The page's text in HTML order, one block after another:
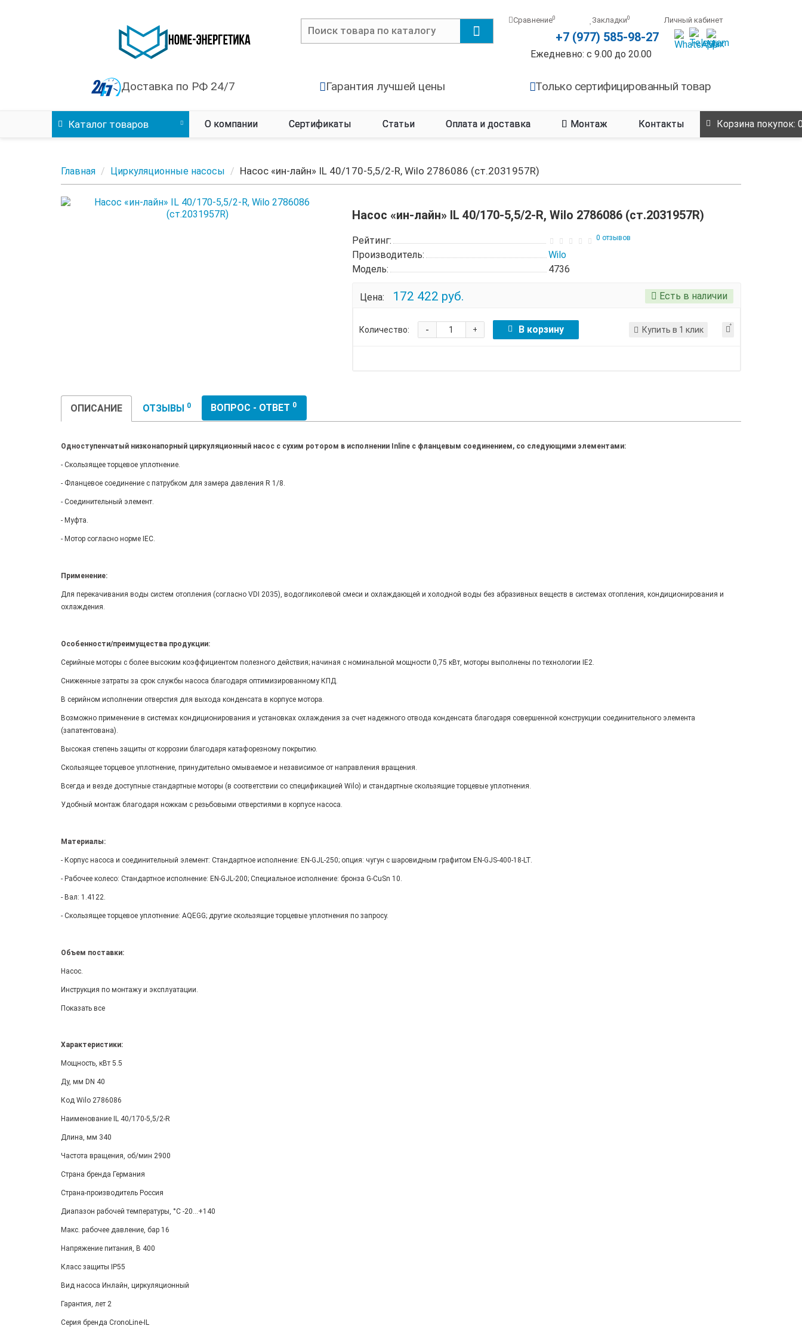
Сравнение0 Закладки0 Личный кабинет
+7 (977) 585-98-27
Ежедневно: с 9.00 до 20.00
Доставка по РФ 24/7 Гарантия лучшей цены Только сертифицированный товар
Каталог товаров О компании Сертификаты Статьи Оплата и доставка Монтаж Контакты Корзина покупок:
Главная Циркуляционные насосы Насос «ин-лайн» IL 40/170-5,5/2-R, Wilo 2786086 (ст.2031957R)
Насос «ин-лайн» IL 40/170-5,5/2-R, Wilo 2786086 (ст.2031957R)
Рейтинг: 0 отзывов
Производитель:
Wilo
Модель:
4736
Цена: 172 422 руб. Есть в наличии
Количество: +
- В корзину Купить в 1 клик
ОПИСАНИЕ ОТЗЫВЫ 0 ВОПРОС - ОТВЕТ 0
Одноступенчатый низконапорный циркуляционный насос с сухим ротором в исполнении Inline с фланцевым соединением, со следующими элементами:
- Скользящее торцевое уплотнение.
- Фланцевое соединение с патрубком для замера давления R 1/8.
- Соединительный элемент.
- Муфта.
- Мотор согласно норме IEC.
Применение:
Для перекачивания воды систем отопления (согласно VDI 2035), водогликолевой смеси и охлаждающей и холодной воды без абразивных веществ в системах отопления, кондиционирования и
охлаждения.
Особенности/преимущества продукции:
Серийные моторы с более высоким коэффициентом полезного действия; начиная с номинальной мощности 0,75 кВт, моторы выполнены по технологии IE2.
Сниженные затраты за срок службы насоса благодаря оптимизированному КПД.
В серийном исполнении отверстия для выхода конденсата в корпусе мотора.
Возможно применение в системах кондиционирования и установках охлаждения за счет надежного отвода конденсата благодаря совершенной конструкции соединительного элемента
(запатентована).
Высокая степень защиты от коррозии благодаря катафорезному покрытию.
Скользящее торцевое уплотнение, принудительно омываемое и независимое от направления вращения.
Всегда и везде доступные стандартные моторы (в соответствии со спецификацией Wilo) и стандартные скользящие торцевые уплотнения.
Удобный монтаж благодаря ножкам с резьбовыми отверстиями в корпусе насоса.
Материалы:
- Корпус насоса и соединительный элемент: Стандартное исполнение: EN-GJL-250; опция: чугун с шаровидным графитом EN-GJS-400-18-LT.
- Рабочее колесо: Стандартное исполнение: EN-GJL-200; Специальное исполнение: бронза G-CuSn 10.
- Вал: 1.4122.
- Скользящее торцевое уплотнение: AQEGG; другие скользящие торцевые уплотнения по запросу.
Объем поставки:
Насос.
Инструкция по монтажу и эксплуатации.
Показать все
Характеристики:
Мощность, кВт 5.5
Ду, мм DN 40
Код Wilo 2786086
Наименование IL 40/170-5,5/2-R
Длина, мм 340
Частота вращения, об/мин 2900
Страна бренда Германия
Страна-производитель Россия
Диапазон рабочей температуры, °С -20...+140
Макс. рабочее давление, бар 16
Напряжение питания, В 400
Класс защиты IP55
Вид насоса Инлайн, циркуляционный
Гарантия, лет 2
Серия бренда CronoLine-IL